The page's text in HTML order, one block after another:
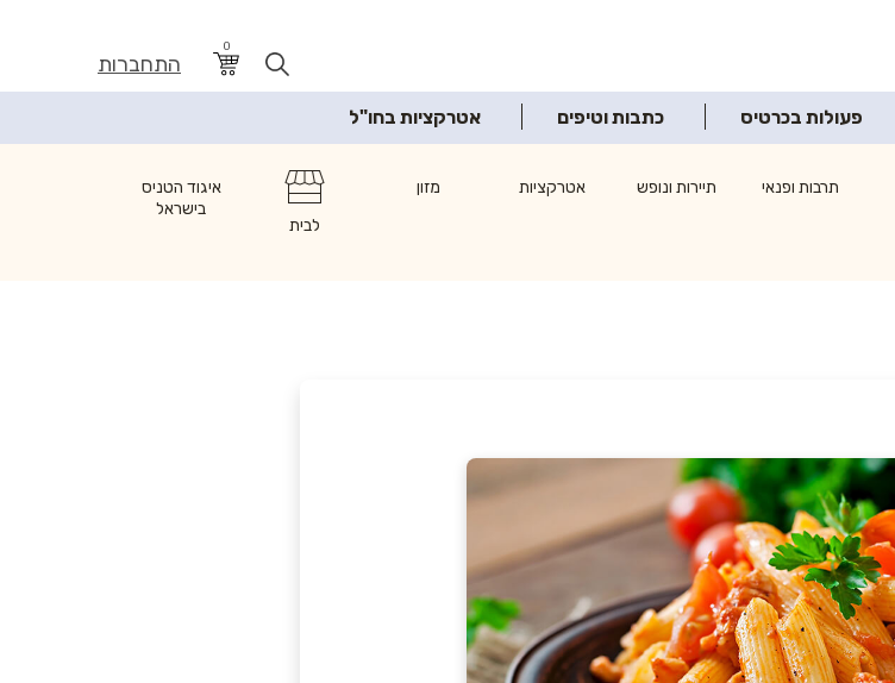
0
התחברות
פעולות בכרטיס כתבות וטיפים אטרקציות בחו"ל
תרבות ופנאי תיירות ונופש אטרקציות
מזון
לבית
איגוד הטניס
בישראל